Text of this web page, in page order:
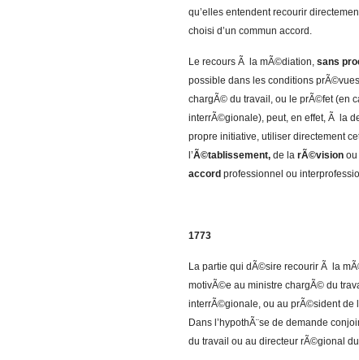
qu’elles entendent recourir
choisi d’un commun accord.
Le recours Ã la mÃ©diation, sans
possible dans les conditions
chargÃ© du travail, ou le prÃ©fet (en
interrÃ©gionale), peut, en effet, Ã la
propre initiative, utiliser directement
l’Ã©tablissement, de la rÃ©vision ou
accord professionnel ou
1773
La partie qui dÃ©sire recourir Ã la
motivÃ©e au ministre chargÃ© du
interrÃ©gionale, ou au prÃ©sident de
Dans l’hypothÃ¨se de demande
du travail ou au directeur rÃ©gional